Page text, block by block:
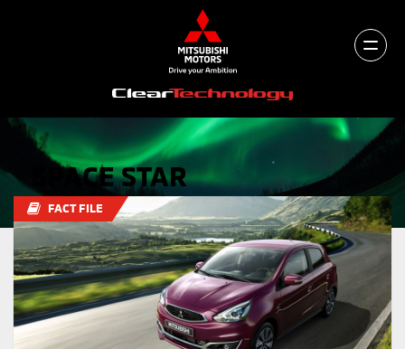
SPACE STAR
FACT FILE